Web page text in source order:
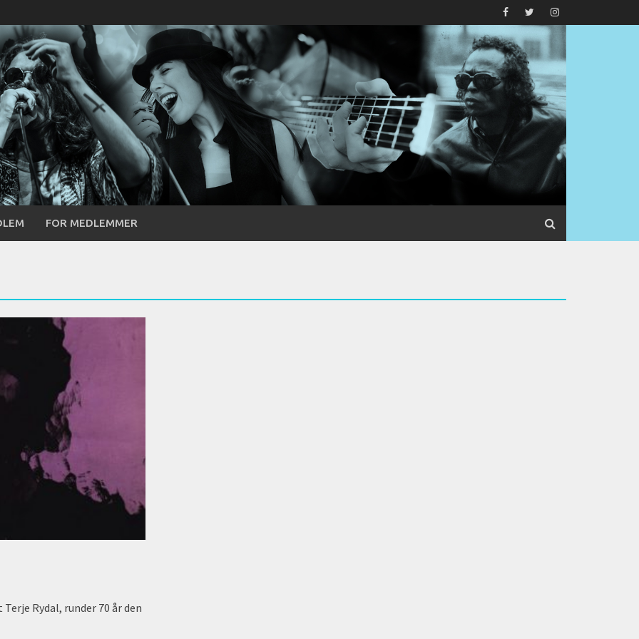
FOR MEDLEMMER
Rydal, runder 70 år den